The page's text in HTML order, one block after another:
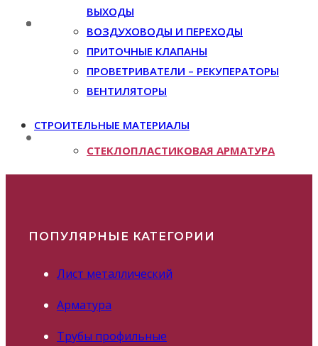
ВЫХОДЫ
ВОЗДУХОВОДЫ И ПЕРЕХОДЫ
ПРИТОЧНЫЕ КЛАПАНЫ
ПРОВЕТРИВАТЕЛИ – РЕКУПЕРАТОРЫ
ВЕНТИЛЯТОРЫ
СТРОИТЕЛЬНЫЕ МАТЕРИАЛЫ
СТЕКЛОПЛАСТИКОВАЯ АРМАТУРА
ПОПУЛЯРНЫЕ КАТЕГОРИИ
Лист металлический
Арматура
Трубы профильные